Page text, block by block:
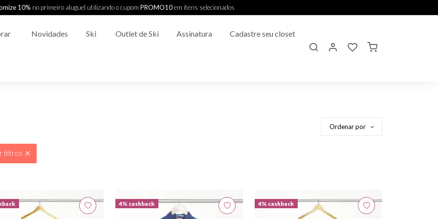
10% no primeiro aluguel utilizando o cupom PROMO10em itens selecionados
Novidades Ski Outlet de Ski Assinatura Cadastre seu closet
Ordenar por
filtros
4% cashback 4% cashback